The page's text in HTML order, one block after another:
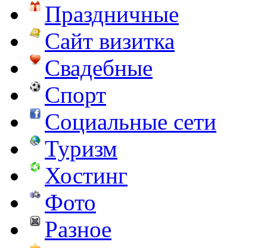
Праздничные
Сайт визитка
Свадебные
Спорт
Социальные сети
Туризм
Хостинг
Фото
Разное